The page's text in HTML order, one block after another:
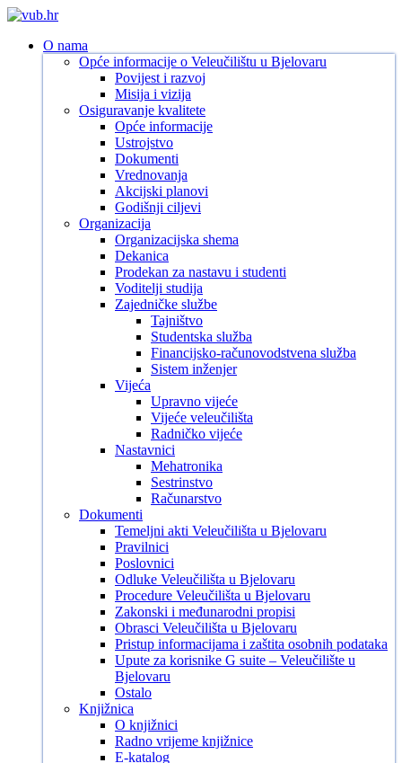
Skip
main
search
Menu
O nama
Opće informacije o Veleučilištu u Bjelovaru
Povijest i razvoj
Misija i vizija
Osiguravanje kvalitete
Opće informacije
Ustrojstvo
Dokumenti
Vrednovanja
Akcijski planovi
Godišnji ciljevi
Organizacija
Organizacijska shema
Dekanica
Prodekan za nastavu i studenti
Voditelji studija
Zajedničke službe
Tajništvo
Studentska služba
Financijsko-računovodstvena služba
Sistem inženjer
Vijeća
Upravno vijeće
Vijeće veleučilišta
Radničko vijeće
Nastavnici
Mehatronika
Sestrinstvo
Računarstvo
Dokumenti
Temeljni akti Veleučilišta u Bjelovaru
Pravilnici
Poslovnici
Odluke Veleučilišta u Bjelovaru
Procedure Veleučilišta u Bjelovaru
Zakonski i međunarodni propisi
Obrasci Veleučilišta u Bjelovaru
Pristup informacijama i zaštita osobnih podataka
Upute za korisnike G suite – Veleučilište u
Bjelovaru
Ostalo
Knjižnica
O knjižnici
Radno vrijeme knjižnice
E-katalog